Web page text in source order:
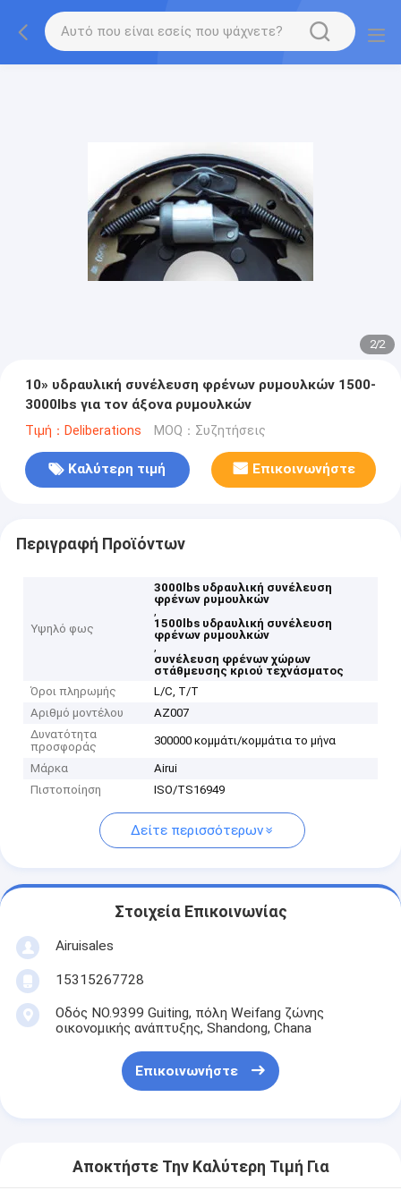
2/2
10» υδραυλική συνέλευση φρένων ρυμουλκών 1500-
3000lbs για τον άξονα ρυμουλκών
Τιμή：Deliberations MOQ：Συζητήσεις
Καλύτερη τιμή Επικοινωνήστε
Περιγραφή Προϊόντων
Υψηλό φως
3000lbs υδραυλική συνέλευση
φρένων ρυμουλκών
,
1500lbs υδραυλική συνέλευση
φρένων ρυμουλκών
,
συνέλευση φρένων χώρων
στάθμευσης κριού τεχνάσματος
Όροι πληρωμής
L/C, T/T
Αριθμό μοντέλου
AZ007
Δυνατότητα
προσφοράς
300000 κομμάτι/κομμάτια το μήνα
Μάρκα
Airui
Πιστοποίηση
ISO/TS16949
Δείτε περισσότερων
Στοιχεία Επικοινωνίας
Airuisales
15315267728
Οδός NO.9399 Guiting, πόλη Weifang ζώνης
οικονομικής ανάπτυξης, Shandong, Chana
Επικοινωνήστε
Αποκτήστε Την Καλύτερη Τιμή Για